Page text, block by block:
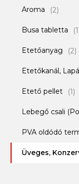
Aroma (2)
Busa tabletta
Etetőanyag (2)
Etetőkanál,
Etető pellet (1)
Lebegő csali
PVA oldódó
Üveges,